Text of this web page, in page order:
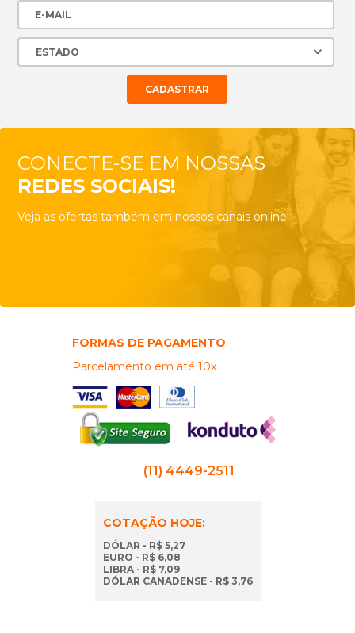
CONECTE-SE EM NOSSAS
REDES SOCIAIS!
Veja as ofertas também em nossos canais online!
FORMAS DE PAGAMENTO
Parcelamento em até 10x
(11) 4449-2511
COTAÇÃO HOJE:
DÓLAR - R$ 5,27
EURO - R$ 6,08
LIBRA - R$ 7,09
DÓLAR CANADENSE - R$ 3,76